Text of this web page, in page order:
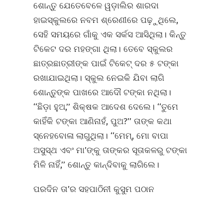
ଶୋନ୍ତୁ ଯେତେବେଳେ ୱଡ଼ାଲିର ଶାରଦା
ହାଇସ୍କୁଲରେ ନବମ ଶ୍ରେଣୀରେ ପଢ଼ୁଥିଲେ,
ସେହି ସମୟରେ ଗାଁକୁ ଏକ ସର୍କସ ଆସିଥିଲା। କିନ୍ତୁ
ଟିକେଟ ଦର ମହଙ୍ଗା ଥିଲା। ତେବେ ସ୍କୁଲର
ଛାତ୍ରଛାତ୍ରୀଙ୍କ ପାଇଁ ଟିକେଟ୍‌ ଦର ୫ ଟଙ୍କା
ରଖାଯାଇଥିଲା। ସ୍କୁଲ ନେଇକି ଯିବା ଲାଗି
ଶୋନ୍ତୁଙ୍କ ପାଖରେ ଆଦୌ ଟଙ୍କା ନଥିଲା।
‘‘ଛିଡ଼ା ହୁଅ,’’ ଶିକ୍ଷକ ଆଦେଶ ଦେଲେ। ‘‘ତୁମେ
କାହିଁକି ଟଙ୍କା ଆଣିନାହଁ, ପୁଅ?’’ ତାଙ୍କ କଥା
ସ୍ନେହବୋଳା ଲାଗୁଥିଲା। ‘‘ମେମ୍‌, ମୋ ବାପା
ଅସୁସ୍ଥ ଏବଂ ମା’ଙ୍କୁ ତାଙ୍କର ସୂତାକଳରୁ ଟଙ୍କା
ମିଳି ନାହିଁ,’’ ଶୋନ୍ତୁ କାନ୍ଦିବାକୁ ଲାଗିଲେ।
ପରଦିନ ତା’ର ସହପାଠିନୀ କୁସୁମ ପଠାନ